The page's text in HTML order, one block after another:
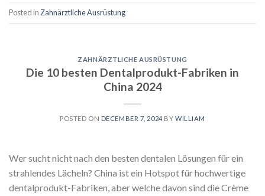
Posted in Zahnärztliche Ausrüstung
ZAHNÄRZTLICHE AUSRÜSTUNG
Die 10 besten Dentalprodukt-Fabriken in
China 2024
POSTED ON DECEMBER 7, 2024 BY WILLIAM
Wer sucht nicht nach den besten dentalen Lösungen für ein
strahlendes Lächeln? China ist ein Hotspot für hochwertige
dentalprodukt-Fabriken, aber welche davon sind die Crème